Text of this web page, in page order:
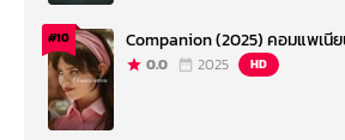
#10 Companion (2025) คอมแพเนี
0.0 2025 HD